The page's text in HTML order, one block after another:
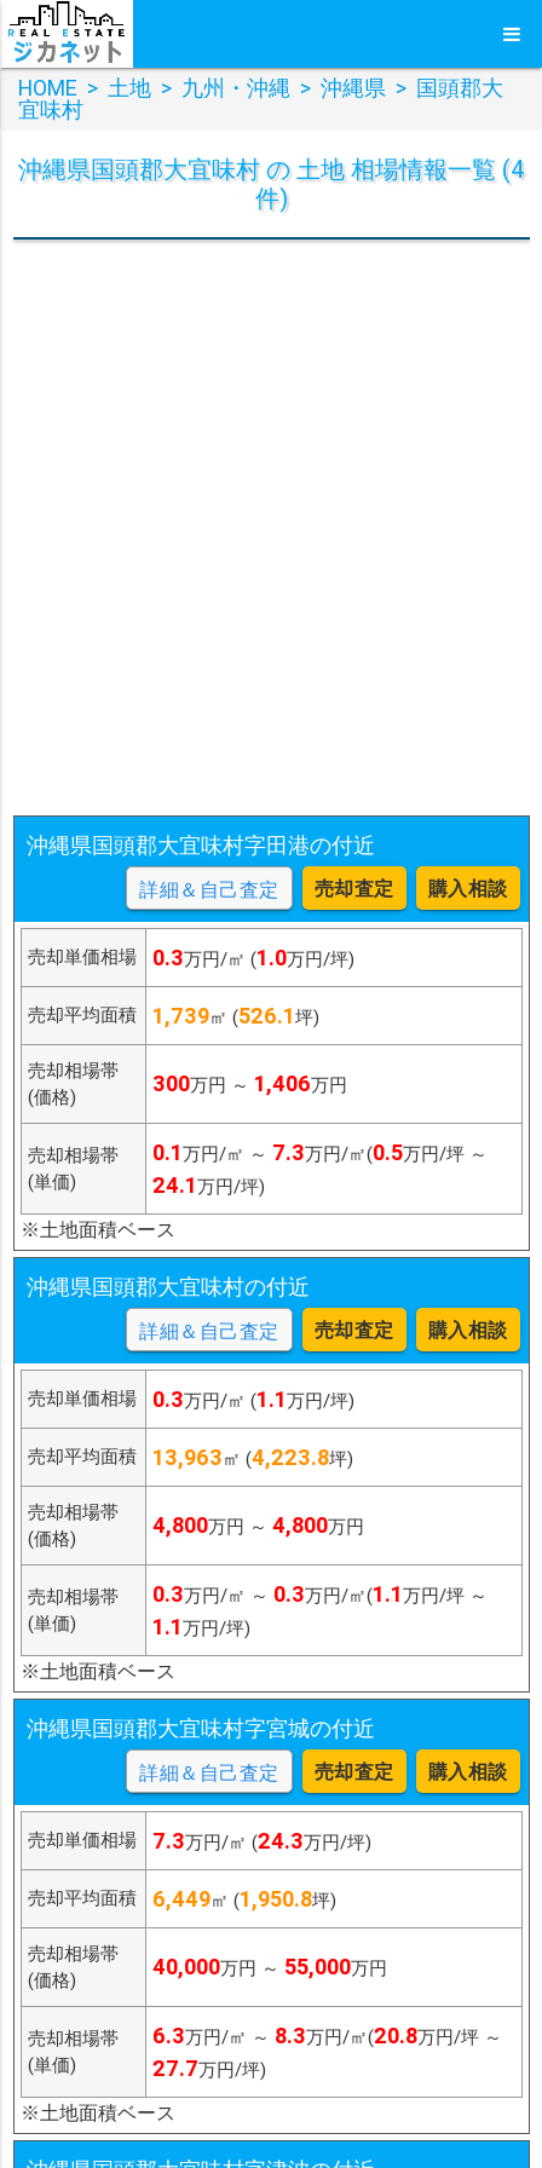
HOME > 土地 > 九州・沖縄 > 沖縄県 > 国頭郡大
宜味村
沖縄県国頭郡大宜味村 の 土地 相場情報一覧 (4
件)
沖縄県国頭郡大宜味村字田港の付近
詳細＆自己査定 売却査定 購入相談
売却単価相場 0.3万円/㎡ (1.0万円/坪)
売却平均面積 1,739㎡ (526.1坪)
売却相場帯
(価格)
300万円 ～ 1,406万円
売却相場帯
(単価)
0.1万円/㎡ ～ 7.3万円/㎡(0.5万円/坪 ～
24.1万円/坪)
※土地面積ベース
沖縄県国頭郡大宜味村の付近
詳細＆自己査定 売却査定 購入相談
売却単価相場 0.3万円/㎡ (1.1万円/坪)
売却平均面積 13,963㎡ (4,223.8坪)
売却相場帯
(価格)
4,800万円 ～ 4,800万円
売却相場帯
(単価)
0.3万円/㎡ ～ 0.3万円/㎡(1.1万円/坪 ～
1.1万円/坪)
※土地面積ベース
沖縄県国頭郡大宜味村字宮城の付近
詳細＆自己査定 売却査定 購入相談
売却単価相場 7.3万円/㎡ (24.3万円/坪)
売却平均面積 6,449㎡ (1,950.8坪)
売却相場帯
(価格)
40,000万円 ～ 55,000万円
売却相場帯
(単価)
6.3万円/㎡ ～ 8.3万円/㎡(20.8万円/坪 ～
27.7万円/坪)
※土地面積ベース